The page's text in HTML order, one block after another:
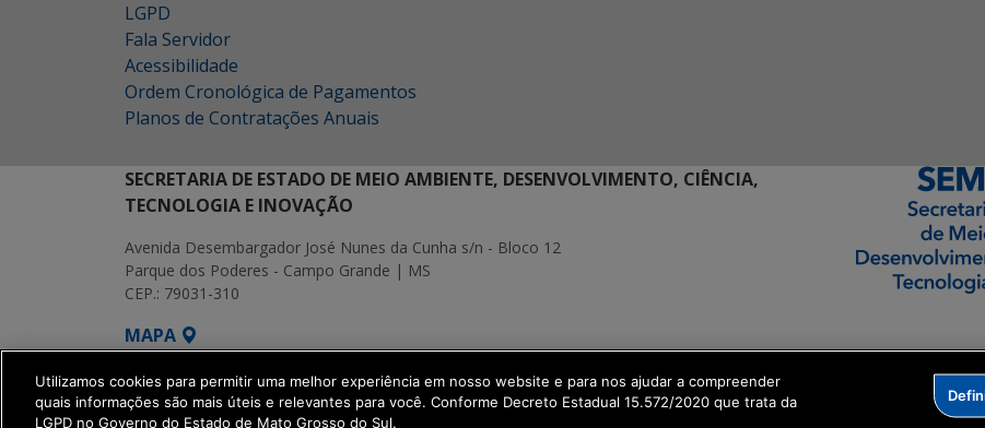
LGPD
Fala Servidor
Acessibilidade
Ordem Cronológica de Pagamentos
Planos de Contratações Anuais
SECRETARIA DE ESTADO DE MEIO AMBIENTE, DESENVOLVIMENTO, CIÊNCIA,
TECNOLOGIA E INOVAÇÃO
Avenida Desembargador José Nunes da Cunha s/n - Bloco 12
Parque dos Poderes - Campo Grande | MS
CEP.: 79031-310
MAPA
SETDIG | Secretaria-Executiva de Transformação Digital
Utilizamos cookies para permitir uma melhor experiência em nosso website e para nos ajudar a compreender
quais informações são mais úteis e relevantes para você. Conforme Decreto Estadual 15.572/2020 que trata da
LGPD no Governo do Estado de Mato Grosso do Sul.